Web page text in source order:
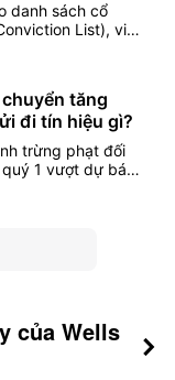
danh sách cổ
List), viện
Wells Fargo đã
trong bài
năng huy động
bảng cân đối kế
tăng
đi tín hiệu gì?
trừng phạt đối
quý 1 vượt dự báo;
• Ban lãnh đạo
2 lạc quan.
của Wells
